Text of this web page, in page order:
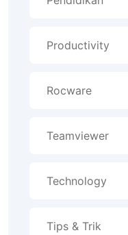
Productivity
Rocware
Teamviewer
Technology
Tips & Trik